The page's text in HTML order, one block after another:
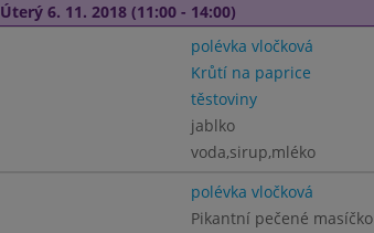
Úterý 6. 11. 2018 (11:00 - 14:00)
polévka vločková
Krůtí na paprice
těstoviny
jablko
voda,sirup,mléko
polévka vločková
Pikantní pečené masíčko